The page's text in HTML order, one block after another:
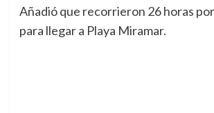
Añadió que recorrieron 26 horas
para llegar a Playa Miramar.